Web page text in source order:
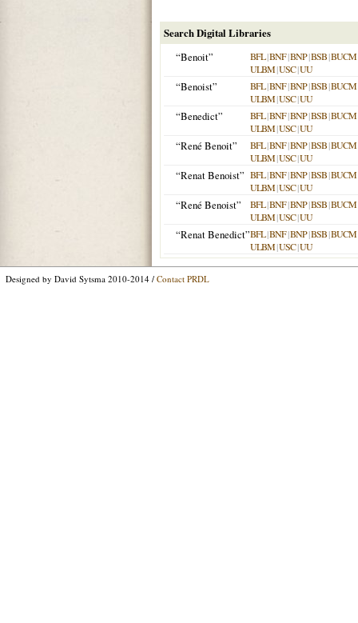
Search Digital Libraries
“Benoit”
BFL|BNF|BNP|BSB|BUCM
ULBM|USC|UU
“Benoist” BFL|BNF|BNP|BSB|BUCM
ULBM|USC|UU
“Benedict” BFL|BNF|BNP|BSB|BUCM
ULBM|USC|UU
“René Benoit” BFL|BNF|BNP|BSB|BUCM
ULBM|USC|UU
“Renat Benoist” BFL|BNF|BNP|BSB|BUCM
ULBM|USC|UU
“René Benoist” BFL|BNF|BNP|BSB|BUCM
ULBM|USC|UU
“Renat Benedict”BFL|BNF|BNP|BSB|BUCM
ULBM|USC|UU
Designed by David Sytsma 2010-2014 / Contact PRDL